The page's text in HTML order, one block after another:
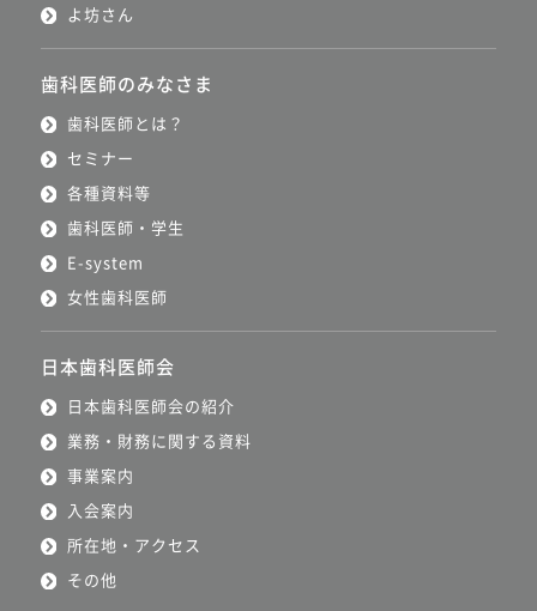
よ坊さん
歯科医師のみなさま
歯科医師とは？
セミナー
各種資料等
歯科医師・学生
E-system
女性歯科医師
日本歯科医師会
日本歯科医師会の紹介
業務・財務に関する資料
事業案内
入会案内
所在地・アクセス
その他